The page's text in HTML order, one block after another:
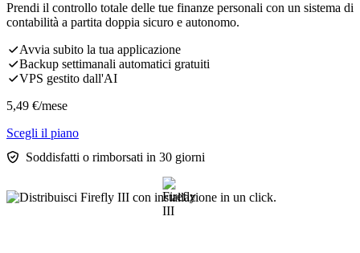
Prendi il controllo totale delle tue finanze personali con un sistema di
contabilità a partita doppia sicuro e autonomo.
Avvia subito la tua applicazione
Backup settimanali automatici gratuiti
VPS gestito dall'AI
5,49 €/mese
Scegli il piano
Soddisfatti o rimborsati in 30 giorni